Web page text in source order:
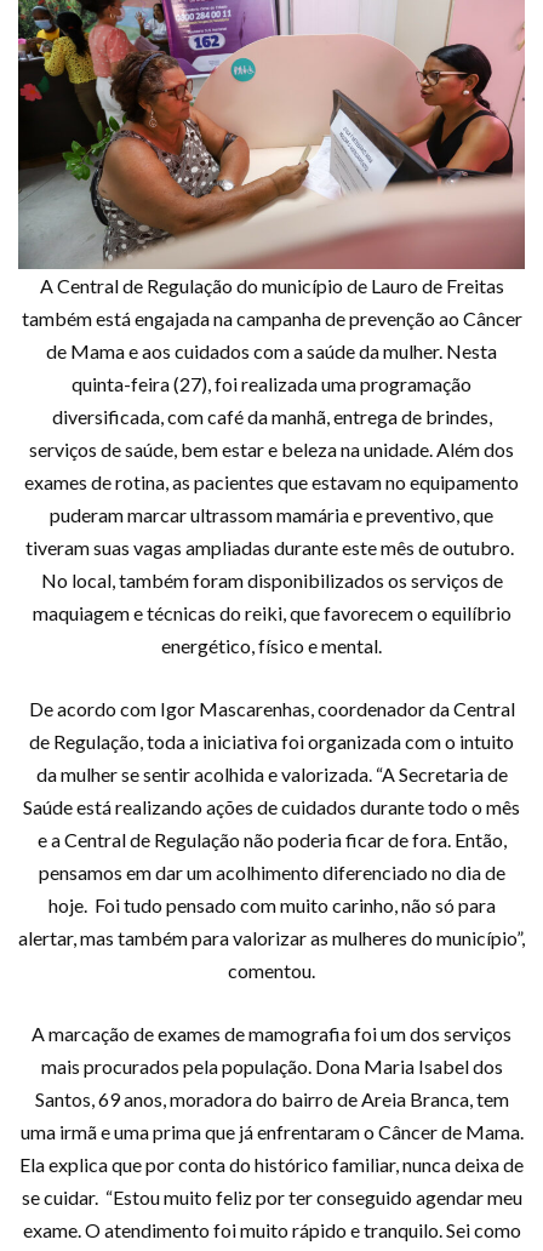
A Central de Regulação do município de Lauro de Freitas
também está engajada na campanha de prevenção ao Câncer
de Mama e aos cuidados com a saúde da mulher. Nesta
quinta-feira (27), foi realizada uma programação
diversificada, com café da manhã, entrega de brindes,
serviços de saúde, bem estar e beleza na unidade. Além dos
exames de rotina, as pacientes que estavam no equipamento
puderam marcar ultrassom mamária e preventivo, que
tiveram suas vagas ampliadas durante este mês de outubro.
No local, também foram disponibilizados os serviços de
maquiagem e técnicas do reiki, que favorecem o equilíbrio
energético, físico e mental.
De acordo com Igor Mascarenhas, coordenador da Central
de Regulação, toda a iniciativa foi organizada com o intuito
da mulher se sentir acolhida e valorizada. “A Secretaria de
Saúde está realizando ações de cuidados durante todo o mês
e a Central de Regulação não poderia ficar de fora. Então,
pensamos em dar um acolhimento diferenciado no dia de
hoje. Foi tudo pensado com muito carinho, não só para
alertar, mas também para valorizar as mulheres do município”,
comentou.
A marcação de exames de mamografia foi um dos serviços
mais procurados pela população. Dona Maria Isabel dos
Santos, 69 anos, moradora do bairro de Areia Branca, tem
uma irmã e uma prima que já enfrentaram o Câncer de Mama.
Ela explica que por conta do histórico familiar, nunca deixa de
se cuidar. “Estou muito feliz por ter conseguido agendar meu
exame. O atendimento foi muito rápido e tranquilo. Sei como